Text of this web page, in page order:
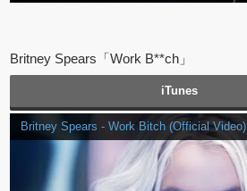
Britney Spears「Work B**ch」
iTunes
Britney Spears - Work Bitch (Official Video)